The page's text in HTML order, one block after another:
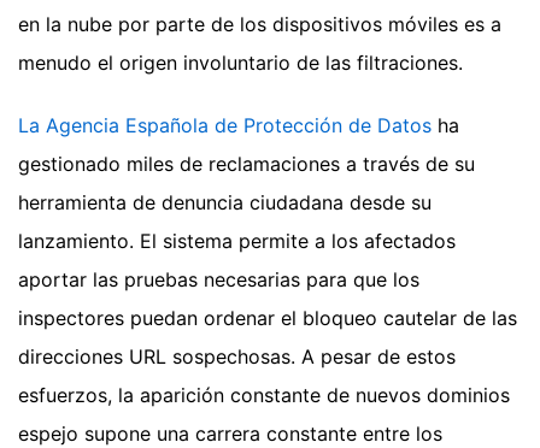
en la nube por parte de los dispositivos móviles es a
menudo el origen involuntario de las filtraciones.
La Agencia Española de Protección de Datos ha
gestionado miles de reclamaciones a través de su
herramienta de denuncia ciudadana desde su
lanzamiento. El sistema permite a los afectados
aportar las pruebas necesarias para que los
inspectores puedan ordenar el bloqueo cautelar de las
direcciones URL sospechosas. A pesar de estos
esfuerzos, la aparición constante de nuevos dominios
espejo supone una carrera constante entre los